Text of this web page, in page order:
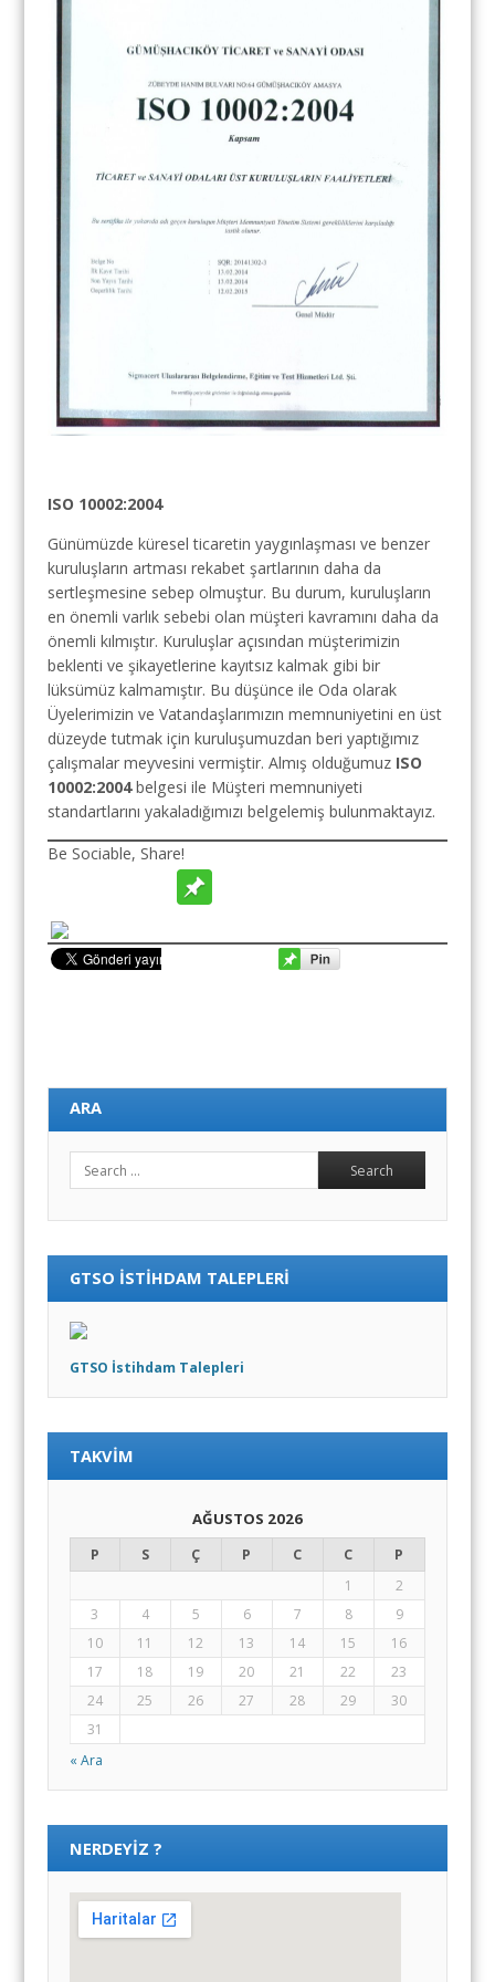
ISO 10002:2004
Günümüzde küresel ticaretin yaygınlaşması ve benzer
kuruluşların artması rekabet şartlarının daha da
sertleşmesine sebep olmuştur. Bu durum, kuruluşların
en önemli varlık sebebi olan müşteri kavramını daha da
önemli kılmıştır. Kuruluşlar açısından müşterimizin
beklenti ve şikayetlerine kayıtsız kalmak gibi bir
lüksümüz kalmamıştır. Bu düşünce ile Oda olarak
Üyelerimizin ve Vatandaşlarımızın memnuniyetini en üst
düzeyde tutmak için kuruluşumuzdan beri yaptığımız
çalışmalar meyvesini vermiştir. Almış olduğumuz ISO
10002:2004belgesi ile Müşteri memnuniyeti
standartlarını yakaladığımızı belgelemiş bulunmaktayız.
Be Sociable, Share!
ARA
GTSO İSTIHDAM TALEPLERI
GTSO İstihdam Talepleri
TAKVIM
AĞUSTOS 2026
P S Ç P C C
P
1
2
3
4 5 6 7 8
9
10
11 12 13 14 15
16
17
18 19 20 21 22
23
24
25 26 27 28 29
30
31
« Ara
NERDEYIZ ?